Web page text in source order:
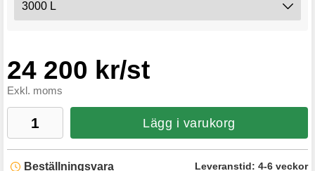
24 200 kr/st
Exkl. moms
Lägg i varukorg
Beställningsvara Leveranstid: 4-6 veckor